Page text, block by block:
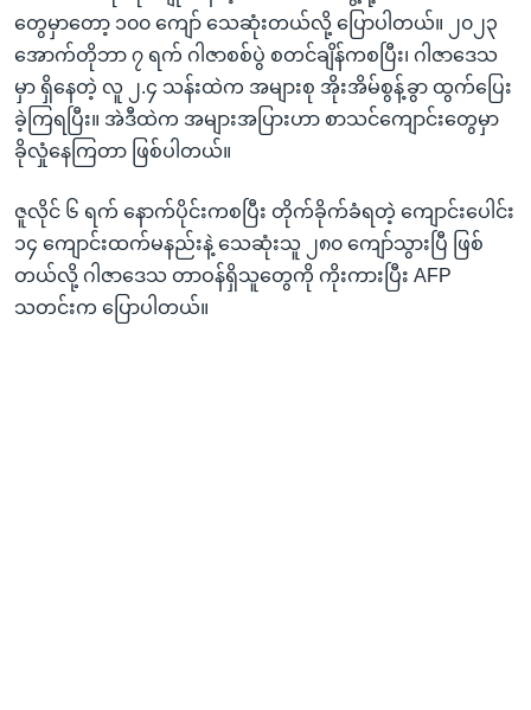
တွေမှာတော့ ၁၀၀ ကျော် သေဆုံးတယ်လို့ ပြောပါတယ်။ ၂၀၂၃
အောက်တိုဘာ ၇ ရက် ဂါဇာစစ်ပွဲ စတင်ချိန်ကစပြီး၊ ဂါဇာဒေသ
မှာ ရှိနေတဲ့ လူ ၂.၄ သန်းထဲက အများစု အိုးအိမ်စွန့်ခွာ ထွက်ပြေး
ခဲ့ကြရပြီး။ အဲဒီထဲက အများအပြားဟာ စာသင်ကျောင်းတွေမှာ
ခိုလှုံနေကြတာ ဖြစ်ပါတယ်။
ဇူလိုင် ၆ ရက် နောက်ပိုင်းကစပြီး တိုက်ခိုက်ခံရတဲ့ ကျောင်းပေါင်း
၁၄ ကျောင်းထက်မနည်းနဲ့ သေဆုံးသူ ၂၈၀ ကျော်သွားပြီ ဖြစ်
တယ်လို့ ဂါဇာဒေသ တာဝန်ရှိသူတွေကို ကိုးကားပြီး AFP
သတင်းက ပြောပါတယ်။